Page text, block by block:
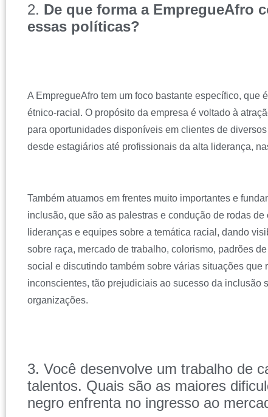
2. De que forma a EmpregueAfro
essas políticas?
A EmpregueAfro tem um foco bastante específico, que
étnico-racial. O propósito da empresa é voltado à
para oportunidades disponíveis em clientes de
desde estagiários até profissionais da alta liderança,
Também atuamos em frentes muito importantes e
inclusão, que são as palestras e condução de rodas de
lideranças e equipes sobre a temática racial, dando
sobre raça, mercado de trabalho, colorismo, padrões
social e discutindo também sobre várias situações que
inconscientes, tão prejudiciais ao sucesso da inclusão
organizações.
3. Você desenvolve um trabalho de
talentos. Quais são as maiores
negro enfrenta no ingresso ao